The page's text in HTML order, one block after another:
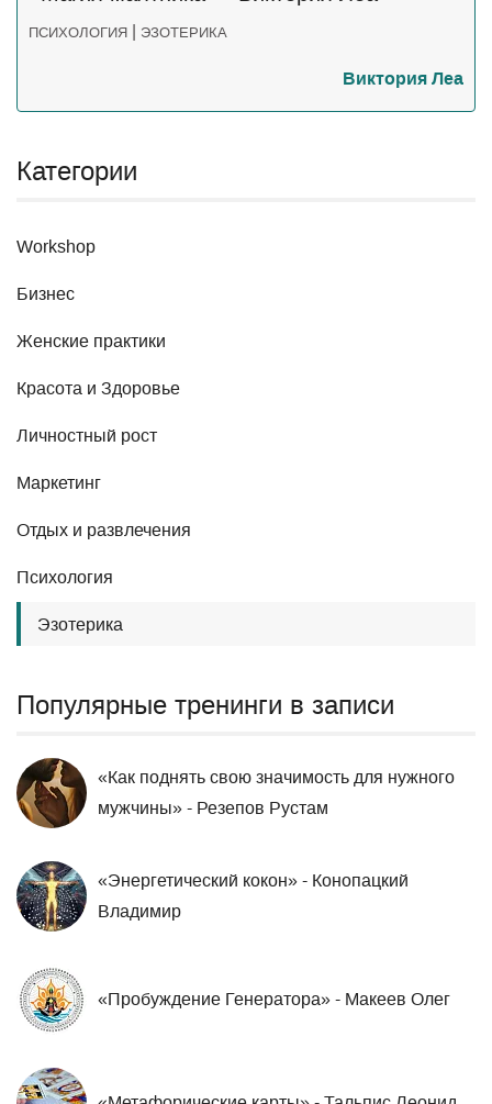
Категории
Workshop
Бизнес
Женские практики
Красота и Здоровье
Личностный рост
Маркетинг
Отдых и развлечения
Психология
Эзотерика
Популярные тренинги в записи
«Как поднять свою значимость для нужного
мужчины» - Резепов Рустам
«Энергетический кокон» - Конопацкий
Владимир
«Пробуждение Генератора» - Макеев Олег
ПСИХОЛОГИЯ | ЭЗОТЕРИКА
Виктория Леа